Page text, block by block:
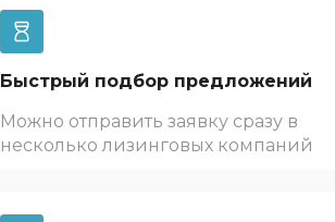
Быстрый подбор предложений
Можно отправить заявку сразу в
несколько лизинговых компаний